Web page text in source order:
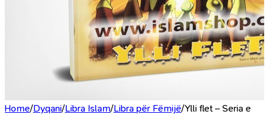
Home/Dyqani/Libra Islam/Libra për Fëmijë/Ylli flet – Seria e